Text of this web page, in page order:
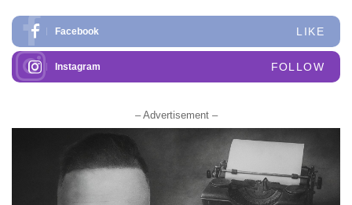
Facebook LIKE
Instagram FOLLOW
– Advertisement –